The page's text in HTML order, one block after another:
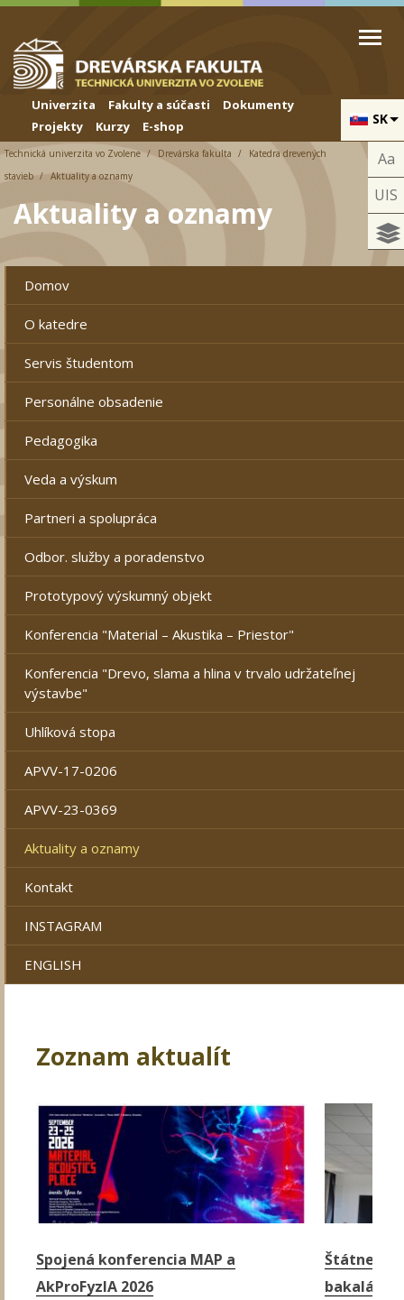
Skip to cookies
Skip to navigation
Skočiť na hlavný obsah
SK
Univerzita Fakulty a súčasti
Dokumenty
Projekty
Kurzy E-shop
Aa
UIS
Technická univerzita vo Zvolene Drevárska fakulta
Katedra drevených
stavieb
Aktuality a oznamy
Aktuality a oznamy
Domov
O katedre
Servis študentom
Personálne obsadenie
Pedagogika
Veda a výskum
Partneri a spolupráca
Odbor. služby a poradenstvo
Prototypový výskumný objekt
Konferencia "Material – Akustika – Priestor"
Konferencia "Drevo, slama a hlina v trvalo udržateľnej
výstavbe"
Uhlíková stopa
APVV-17-0206
APVV-23-0369
Aktuality a oznamy
Kontakt
INSTAGRAM
ENGLISH
Zoznam aktualít
Spojená konferencia MAP a
AkProFyzIA 2026
Štátne